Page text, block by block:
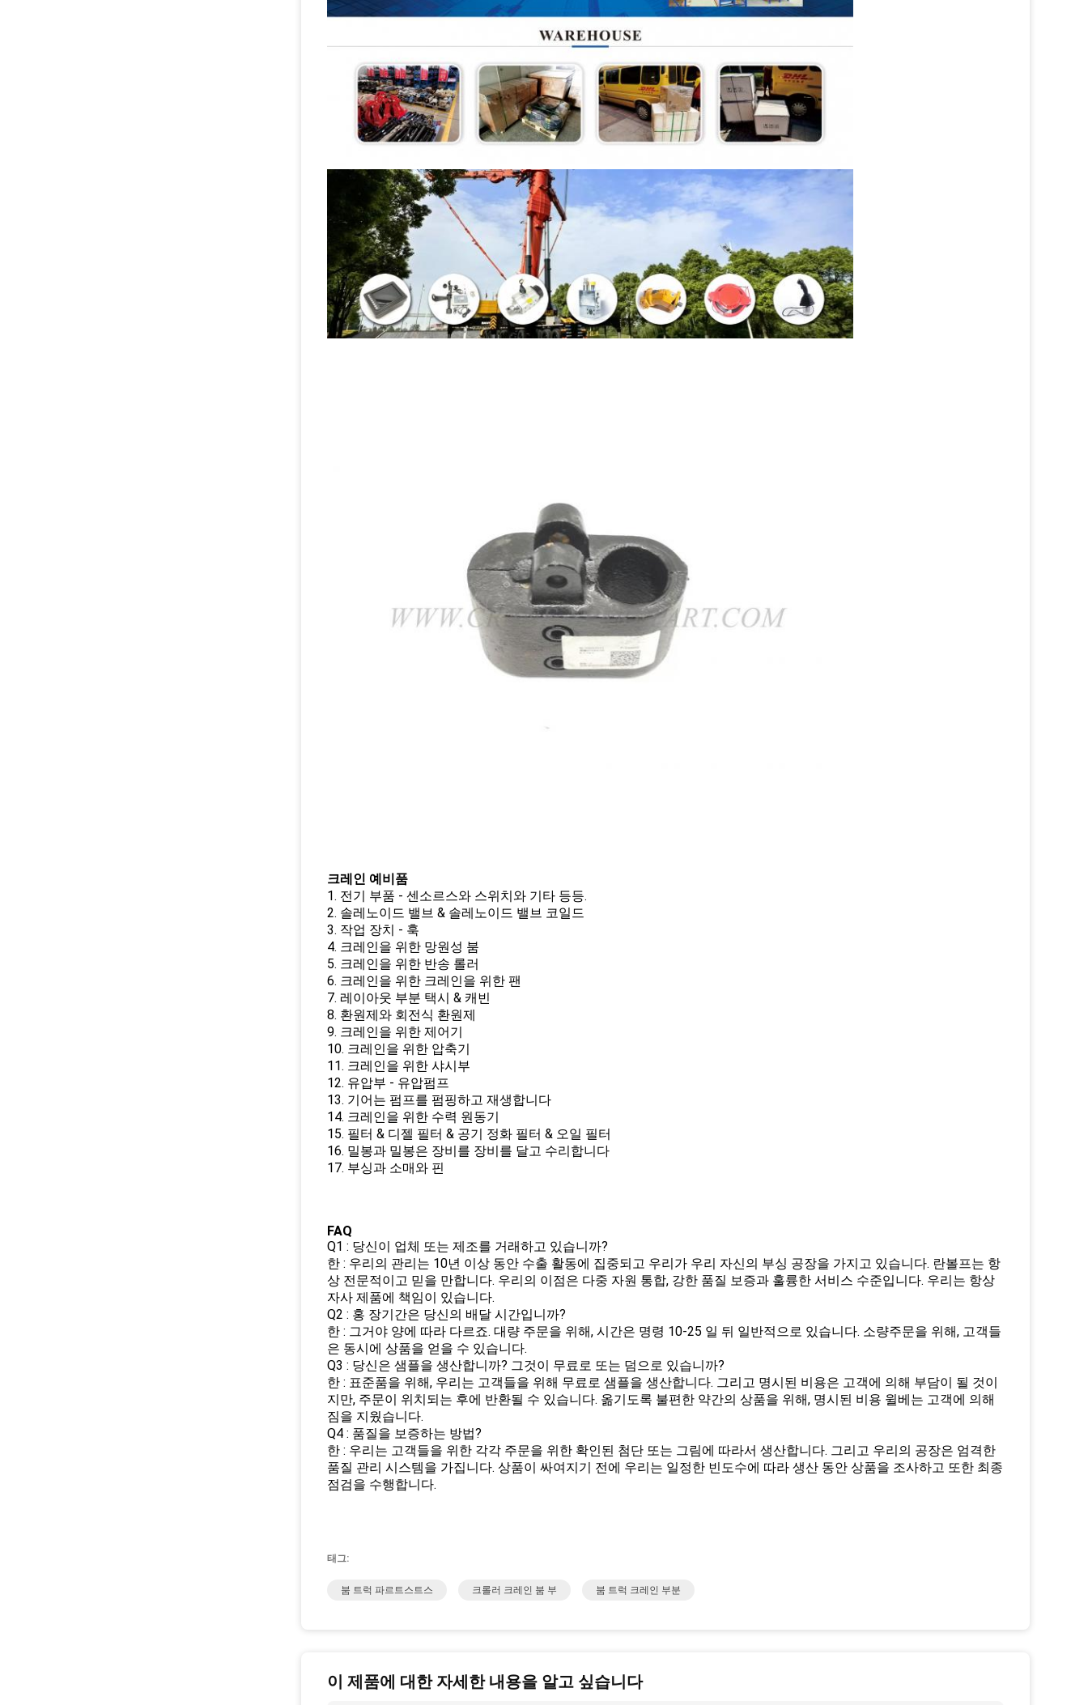
크레인 예비품
1. 전기 부품 - 센소르스와 스위치와 기타 등등.
2. 솔레노이드 밸브 & 솔레노이드 밸브 코일드
3. 작업 장치 - 훅
4. 크레인을 위한 망원성 붐
5. 크레인을 위한 반송 롤러
6. 크레인을 위한 크레인을 위한 팬
7. 레이아웃 부분 택시 & 캐빈
8. 환원제와 회전식 환원제
9. 크레인을 위한 제어기
10. 크레인을 위한 압축기
11. 크레인을 위한 샤시부
12. 유압부 - 유압펌프
13. 기어는 펌프를 펌핑하고 재생합니다
14. 크레인을 위한 수력 원동기
15. 필터 & 디젤 필터 & 공기 정화 필터 & 오일 필터
16. 밀봉과 밀봉은 장비를 장비를 달고 수리합니다
17. 부싱과 소매와 핀
FAQ
Q1 : 당신이 업체 또는 제조를 거래하고 있습니까?
한 : 우리의 관리는 10년 이상 동안 수출 활동에 집중되고 우리가 우리 자신의 부싱 공장을 가지고 있습니다. 란볼프는 항
상 전문적이고 믿을 만합니다. 우리의 이점은 다중 자원 통합, 강한 품질 보증과 훌륭한 서비스 수준입니다. 우리는 항상
자사 제품에 책임이 있습니다.
Q2 : 홍 장기간은 당신의 배달 시간입니까?
한 : 그거야 양에 따라 다르죠. 대량 주문을 위해, 시간은 명령 10-25 일 뒤 일반적으로 있습니다. 소량주문을 위해, 고객들
은 동시에 상품을 얻을 수 있습니다.
Q3 : 당신은 샘플을 생산합니까? 그것이 무료로 또는 덤으로 있습니까?
한 : 표준품을 위해, 우리는 고객들을 위해 무료로 샘플을 생산합니다. 그리고 명시된 비용은 고객에 의해 부담이 될 것이
지만, 주문이 위치되는 후에 반환될 수 있습니다. 옮기도록 불편한 약간의 상품을 위해, 명시된 비용 윌베는 고객에 의해
짐을 지웠습니다.
Q4 : 품질을 보증하는 방법?
한 : 우리는 고객들을 위한 각각 주문을 위한 확인된 첨단 또는 그림에 따라서 생산합니다. 그리고 우리의 공장은 엄격한
품질 관리 시스템을 가집니다. 상품이 싸여지기 전에 우리는 일정한 빈도수에 따라 생산 동안 상품을 조사하고 또한 최종
점검을 수행합니다.
태그:
붐 트럭 파르트스트스 크롤러 크레인 붐 부 붐 트럭 크레인 부분
이 제품에 대한 자세한 내용을 알고 싶습니다